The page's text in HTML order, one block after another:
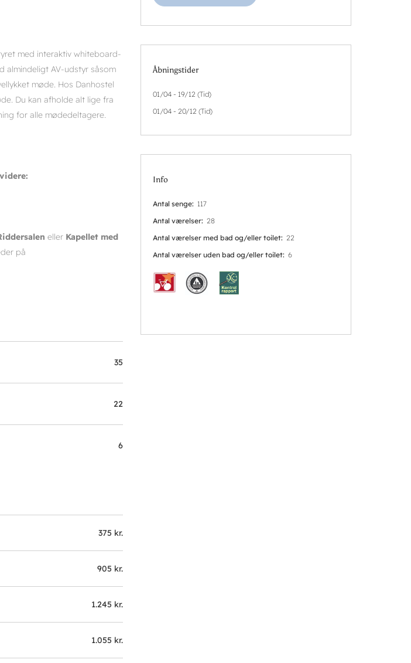
med interaktiv whiteboard-
almindeligt AV-udstyr såsom
møde. Hos Danhostel
Du kan afholde alt lige fra
for alle mødedeltagere.
eller Kapellet med
på
35
22
6
375 kr.
905 kr.
1.245 kr.
1.055 kr.
Åbningstider
01/04 - 19/12 (Tid)
01/04 - 20/12 (Tid)
Info
Antal senge 117
Antal værelser 28
Antal værelser med bad og/eller toilet 22
Antal værelser uden bad og/eller toilet 6